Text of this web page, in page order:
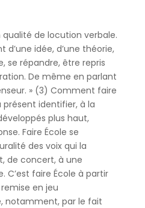
qualité de locution verbale.
d’une idée, d’une théorie,
se répandre, être repris
De même en parlant
» (3) Comment faire
présent identifier, à la
plus haut,
Faire École se
des voix qui la
de concert, à une
C’est faire École à partir
en jeu
notamment, par le fait